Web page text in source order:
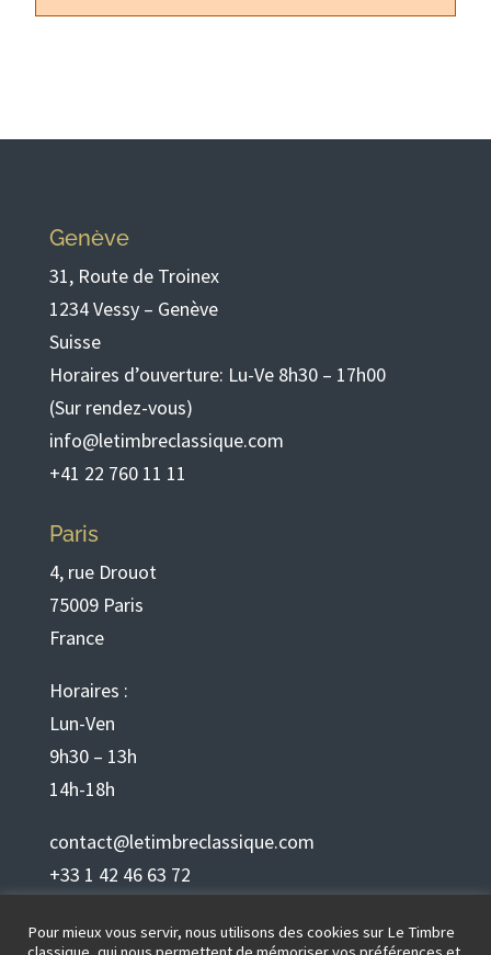
Genève
31, Route de Troinex
1234 Vessy – Genève
Suisse
Horaires d’ouverture: Lu-Ve 8h30 – 17h00
(Sur rendez-vous)
info@letimbreclassique.com
+41 22 760 11 11
Paris
4, rue Drouot
75009 Paris
France
Horaires :
Lun-Ven
9h30 – 13h
14h-18h
contact@letimbreclassique.com
+33 1 42 46 63 72
Français
Pour mieux vous servir, nous utilisons des cookies sur Le Timbre